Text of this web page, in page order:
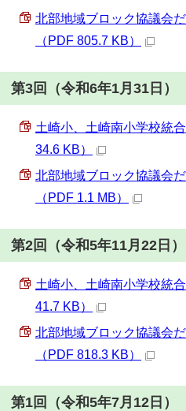
北部地域ブロック協議会
（PDF 805.7 KB）
第3回（令和6年1月31日）
土崎小、土崎南小学校統
34.6 KB）
北部地域ブロック協議会
（PDF 1.1 MB）
第2回（令和5年11月22日）
土崎小、土崎南小学校統
41.7 KB）
北部地域ブロック協議会
（PDF 818.3 KB）
第1回（令和5年7月12日）